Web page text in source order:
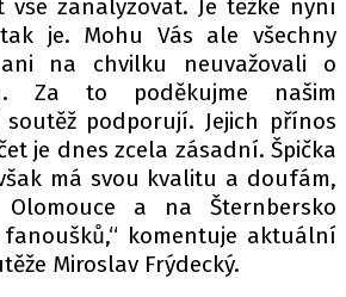
vše zanalyzovat. Je těžké nyní
je. Mohu Vás ale všechny
na chvilku neuvažovali o
Za to poděkujme našim
podporují. Jejich přínos
je dnes zcela zásadní. Špička
má svou kvalitu a doufám,
a na Šternbersko
komentuje aktuální
Miroslav Frýdecký.